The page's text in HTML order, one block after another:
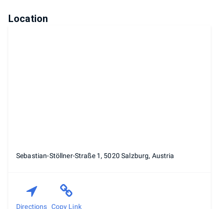
Location
Sebastian-Stöllner-Straße 1, 5020 Salzburg, Austria
Directions Copy Link